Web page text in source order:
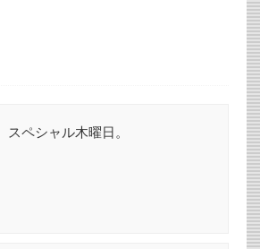
スペシャル木曜日。